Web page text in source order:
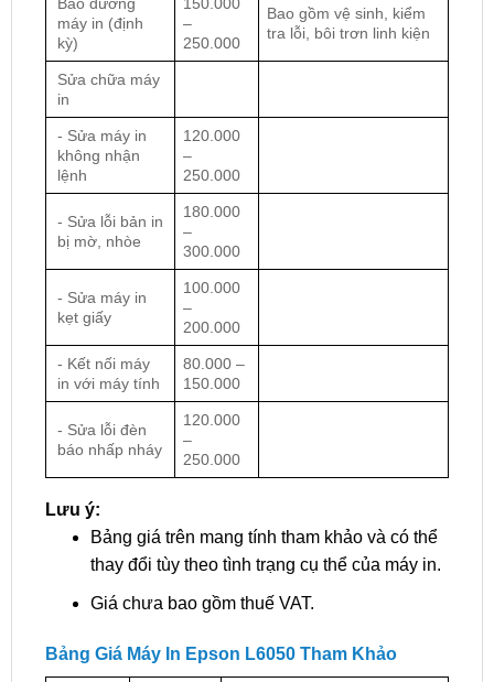
Bảo dưỡng
máy in (định
kỳ)
150.000
–
250.000
Bao gồm vệ sinh, kiểm
tra lỗi, bôi trơn linh kiện
Sửa chữa máy
in
- Sửa máy in
không nhận
lệnh
120.000
–
250.000
- Sửa lỗi bản in
bị mờ, nhòe
180.000
–
300.000
- Sửa máy in
kẹt giấy
100.000
–
200.000
- Kết nối máy
in với máy tính
80.000 –
150.000
- Sửa lỗi đèn
báo nhấp nháy
120.000
–
250.000
Lưu ý:
Bảng giá trên mang tính tham khảo và có thể
thay đổi tùy theo tình trạng cụ thể của máy in.
Giá chưa bao gồm thuế VAT.
Bảng Giá Máy In Epson L6050 Tham Khảo